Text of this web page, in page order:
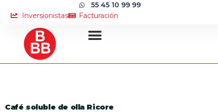
55 45 10 99 99
Inversionistas
Facturación
Café soluble de olla Ricore